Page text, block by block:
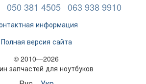
050 381 4505 063 938 9910
информация
Полная версия сайта
© 2010—2026
запчастей для ноутбуков